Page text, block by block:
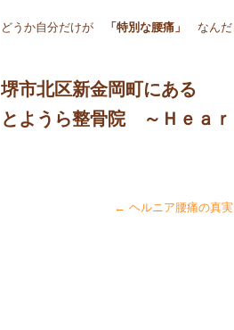
どうか自分だけが 「特別な腰痛」 なん
堺市北区新金岡町にある
とようら整骨院
～Ｈｅａ
← ヘルニア腰痛の真